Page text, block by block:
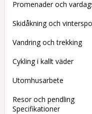
Promenader och
Skidåkning och
Vandring och trekking
Cykling i kallt väder
Utomhusarbete
Resor och pendling
Specifikationer